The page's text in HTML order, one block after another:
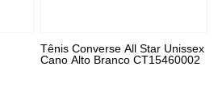
Tênis Converse All Star Unissex
Cano Alto Branco CT15460002